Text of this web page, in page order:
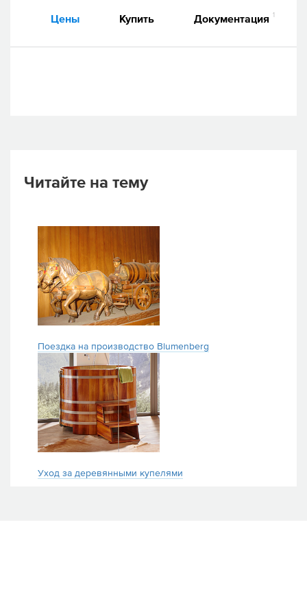
Цены Купить Документация 1
Читайте на тему
Поездка на производство Blumenberg
Уход за деревянными купелями